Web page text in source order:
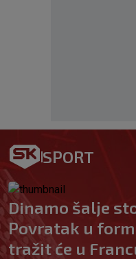
SPORT
Dinamo šalje
Povratak u
tražit će u